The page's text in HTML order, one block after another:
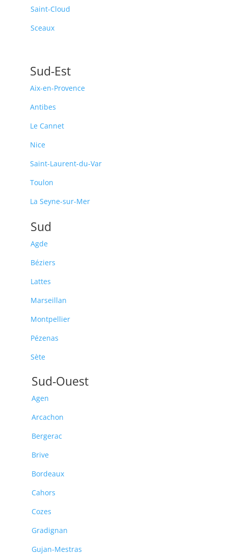
Saint-Cloud
Sceaux
Sud-Est
Aix-en-Provence
Antibes
Le Cannet
Nice
Saint-Laurent-du-Var
Toulon
La Seyne-sur-Mer
Sud
Agde
Béziers
Lattes
Marseillan
Montpellier
Pézenas
Sète
Sud-Ouest
Agen
Arcachon
Bergerac
Brive
Bordeaux
Cahors
Cozes
Gradignan
Gujan-Mestras